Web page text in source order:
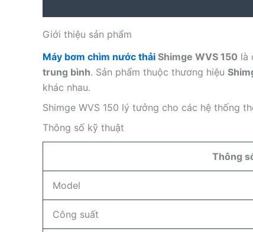
Giới thiệu sản phẩm
Máy bơm chìm nước thải Shimge WVS 150 là
trung bình. Sản phẩm thuộc thương hiệu
khác nhau.
Shimge WVS 150 lý tưởng cho các hệ thống
Thông số kỹ thuật
Thông
Model
Công suất